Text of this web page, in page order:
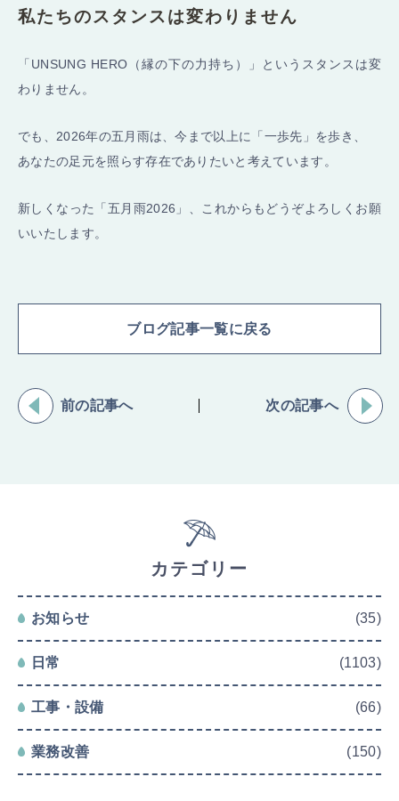
私たちのスタンスは変わりません
「UNSUNG HERO（縁の下の力持ち）」というスタンスは変
わりません。
でも、2026年の五月雨は、今まで以上に「一歩先」を歩き、
あなたの足元を照らす存在でありたいと考えています。
新しくなった「五月雨2026」、これからもどうぞよろしくお願
いいたします。
ブログ記事一覧に戻る
前の記事へ 次の記事へ
カテゴリー
お知らせ (35)
日常 (1103)
工事・設備 (66)
業務改善 (150)